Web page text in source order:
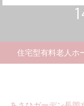
住宅型有料老人ホ
事業紹介
お問い合わせ